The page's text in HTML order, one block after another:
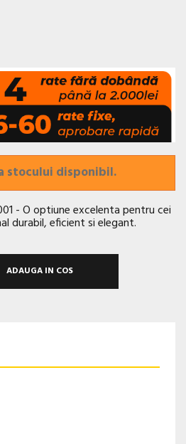
stocului disponibil.
- O optiune excelenta pentru cei
durabil, eficient si elegant.
ADAUGA IN COS